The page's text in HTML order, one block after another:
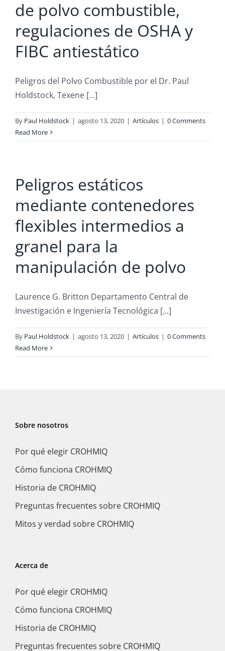
de polvo combustible,
regulaciones de OSHA y
FIBC antiestático
Peligros del Polvo Combustible por el Dr. Paul
Holdstock, Texene [...]
By Paul Holdstock | agosto 13, 2020 | Artículos | 0 Comments
Read More
Peligros estáticos
mediante contenedores
flexibles intermedios a
granel para la
manipulación de polvo
Laurence G. Britton Departamento Central de
Investigación e Ingeniería Tecnológica [...]
By Paul Holdstock | agosto 13, 2020 | Artículos | 0 Comments
Read More
Sobre nosotros
Por qué elegir CROHMIQ
Cómo funciona CROHMIQ
Historia de CROHMIQ
Preguntas frecuentes sobre CROHMIQ
Mitos y verdad sobre CROHMIQ
Acerca de
Por qué elegir CROHMIQ
Cómo funciona CROHMIQ
Historia de CROHMIQ
Preguntas frecuentes sobre CROHMIQ